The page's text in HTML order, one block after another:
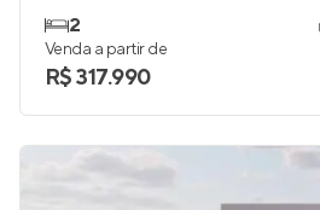
2
Venda a partir de
R$ 317.990